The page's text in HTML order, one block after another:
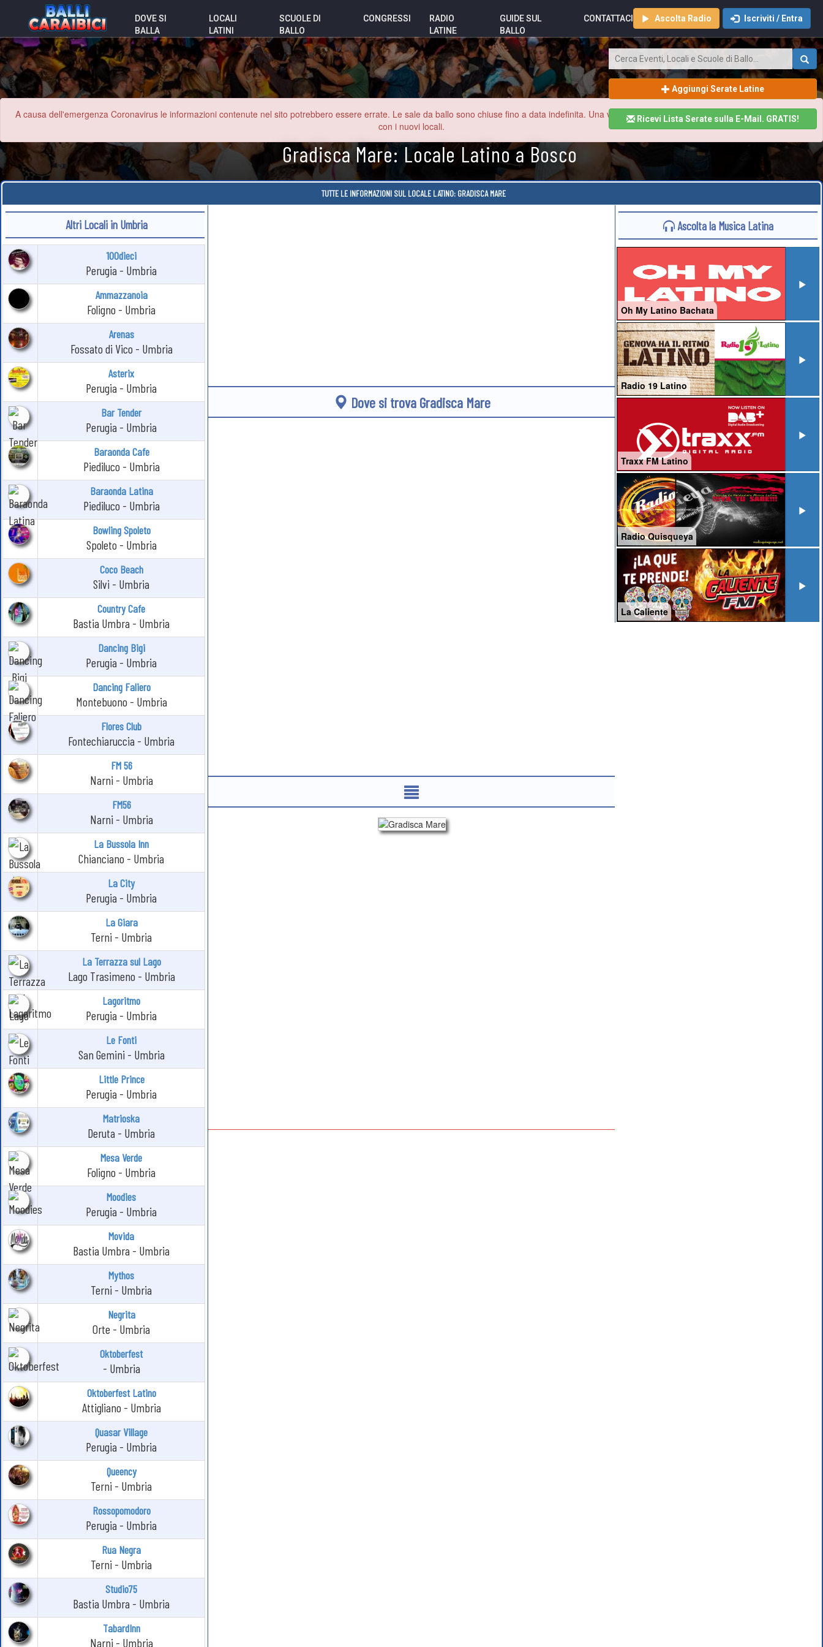
DOVE SI
BALLA
LOCALI
LATINI
SCUOLE DI
BALLO
CONGRESSI
RADIO
LATINE
GUIDE SUL
BALLO
CONTATTACI Ascolta Radio Iscriviti / Entra
A causa dell'emergenza Coronavirus le informazioni contenute nel sito potrebbero essere errate. Le sale da ballo sono chiuse fino a data indefinita. Una volta ristabilita la normalità aggiorneremo tutto il sito
con i nuovi locali.
Gradisca Mare: Locale Latino a Bosco
Aggiungi Serate Latine
Ricevi Lista Serate sulla E-Mail. GRATIS!
TUTTE LE INFORMAZIONI SUL LOCALE LATINO: GRADISCA MARE
Altri Locali in Umbria
100dieci
Perugia - Umbria
Ammazzanoia
Foligno - Umbria
Arenas
Fossato di Vico - Umbria
Asterix
Perugia - Umbria
Bar Tender
Perugia - Umbria
Baraonda Cafe
Piediluco - Umbria
Baraonda Latina
Piediluco - Umbria
Bowling Spoleto
Spoleto - Umbria
Coco Beach
Silvi - Umbria
Country Cafe
Bastia Umbra - Umbria
Dancing Bigi
Perugia - Umbria
Dancing Faliero
Montebuono - Umbria
Flores Club
Fontechiaruccia - Umbria
FM 56
Narni - Umbria
FM56
Narni - Umbria
La Bussola Inn
Chianciano - Umbria
La City
Perugia - Umbria
La Giara
Terni - Umbria
La Terrazza sul Lago
Lago Trasimeno - Umbria
Lagoritmo
Perugia - Umbria
Le Fonti
San Gemini - Umbria
Little Prince
Perugia - Umbria
Matrioska
Deruta - Umbria
Mesa Verde
Foligno - Umbria
Moodies
Perugia - Umbria
Movida
Bastia Umbra - Umbria
Mythos
Terni - Umbria
Negrita
Orte - Umbria
Oktoberfest
- Umbria
Oktoberfest Latino
Attigliano - Umbria
Quasar Village
Perugia - Umbria
Queency
Terni - Umbria
Rossopomodoro
Perugia - Umbria
Rua Negra
Terni - Umbria
Studio75
Bastia Umbra - Umbria
TabardInn
Narni - Umbria
Dove si trova Gradisca Mare
Ascolta la Musica Latina
Oh My Latino Bachata
Radio 19 Latino
Traxx FM Latino
Radio Quisqueya
La Caliente